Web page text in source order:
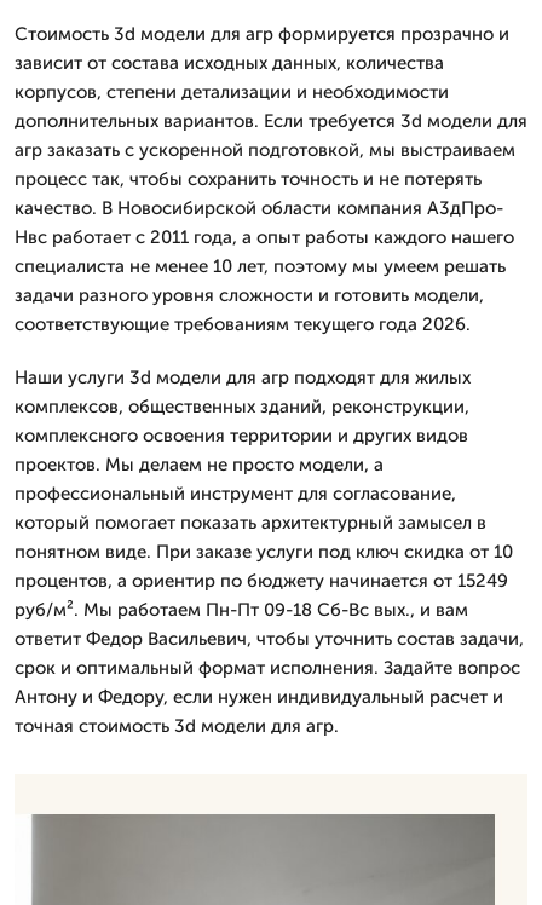
Стоимость 3d модели для агр формируется прозрачно и
зависит от состава исходных данных, количества
корпусов, степени детализации и необходимости
дополнительных вариантов. Если требуется 3d модели для
агр заказать с ускоренной подготовкой, мы выстраиваем
процесс так, чтобы сохранить точность и не потерять
качество. В Новосибирской области компания А3дПро-
Нвс работает с 2011 года, а опыт работы каждого нашего
специалиста не менее 10 лет, поэтому мы умеем решать
задачи разного уровня сложности и готовить модели,
соответствующие требованиям текущего года 2026.
Наши услуги 3d модели для агр подходят для жилых
комплексов, общественных зданий, реконструкции,
комплексного освоения территории и других видов
проектов. Мы делаем не просто модели, а
профессиональный инструмент для согласование,
который помогает показать архитектурный замысел в
понятном виде. При заказе услуги под ключ скидка от 10
процентов, а ориентир по бюджету начинается от 15249
руб/м². Мы работаем Пн-Пт 09-18 Сб-Вс вых., и вам
ответит Федор Васильевич, чтобы уточнить состав задачи,
срок и оптимальный формат исполнения. Задайте вопрос
Антону и Федору, если нужен индивидуальный расчет и
точная стоимость 3d модели для агр.